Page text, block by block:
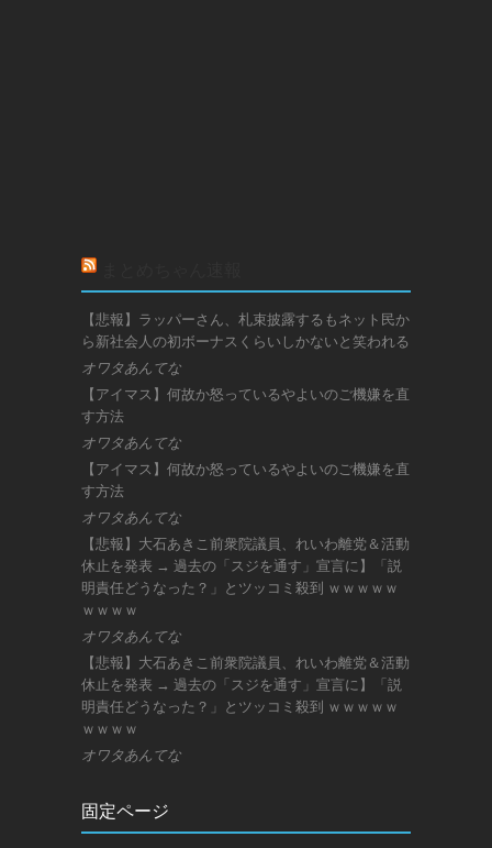
【悲報】ラッパーさん、札束披露するもネット民か
ら新社会人の初ボーナスくらいしかないと笑われる
オワタあんてな
【アイマス】何故か怒っているやよいのご機嫌を直
す方法
オワタあんてな
【アイマス】何故か怒っているやよいのご機嫌を直
す方法
オワタあんてな
【悲報】大石あきこ前衆院議員、れいわ離党＆活動
休止を発表 → 過去の「スジを通す」宣言に】「説
明責任どうなった？」とツッコミ殺到 ｗｗｗｗｗ
ｗｗｗｗ
オワタあんてな
【悲報】大石あきこ前衆院議員、れいわ離党＆活動
休止を発表 → 過去の「スジを通す」宣言に】「説
明責任どうなった？」とツッコミ殺到 ｗｗｗｗｗ
ｗｗｗｗ
オワタあんてな
固定ページ